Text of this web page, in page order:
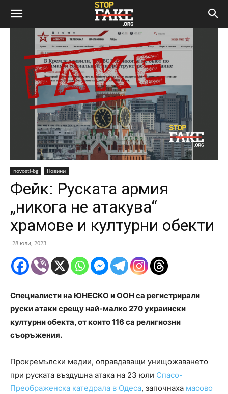
novosti-bg Новини
Фейк: Руската армия
„никога не атакува“
храмове и културни обекти
28 юли, 2023
Специалисти на ЮНЕСКО и ООН са регистрирали
руски атаки срещу най-малко 270 украински
културни обекта, от които 116 са религиозни
съоръжения.
Прокремълски медии, оправдаващи унищожаването
при руската въздушна атака на 23 юли Спасо-
Преображенска катедрала в Одеса, започнаха масово